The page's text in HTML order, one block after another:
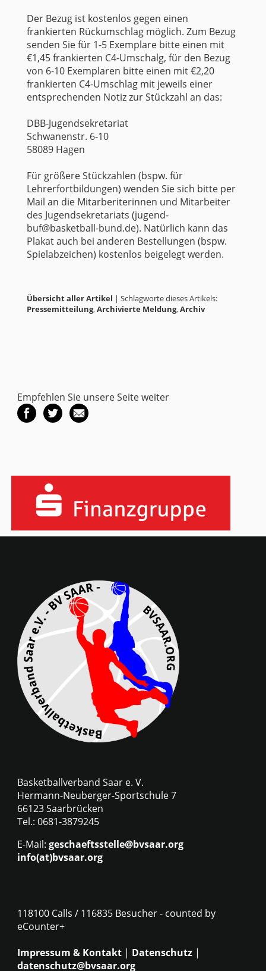
Der Bezug ist kostenlos gegen einen
frankierten Rückumschlag möglich. Zum Bezug
senden Sie für 1-5 Exemplare bitte einen mit
€1,45 frankierten C4-Umschalg, für den Bezug
von 6-10 Exemplaren bitte einen mit €2,20
frankierten C4-Umschlag mit jeweils einer
entsprechenden Notiz zur Stückzahl an das:
DBB-Jugendsekretariat
Schwanenstr. 6-10
58089 Hagen
Für größere Stückzahlen (bspw. für
Lehrerfortbildungen) wenden Sie sich bitte per
Mail an die Mitarberiterinnen und Mitarbeiter
des Jugendsekretariats (jugend-
buf@basketball-bund.de). Natürlich kann das
Plakat auch bei anderen Bestellungen (bspw.
Spielabzeichen) kostenlos beigelegt werden.
Übersicht aller Artikel | Schlagworte dieses Artikels:
Pressemitteilung,Archivierte Meldung,Archiv
Empfehlen Sie unsere Seite weiter
Basketballverband Saar e. V.
Hermann-Neuberger-Sportschule 7
66123 Saarbrücken
Tel.: 0681-3879245
E-Mail: geschaeftsstelle@bvsaar.org
info(at)bvsaar.org
118100 Calls / 116835 Besucher - counted by
eCounter+
Impressum & Kontakt | Datenschutz |
datenschutz@bvsaar.org